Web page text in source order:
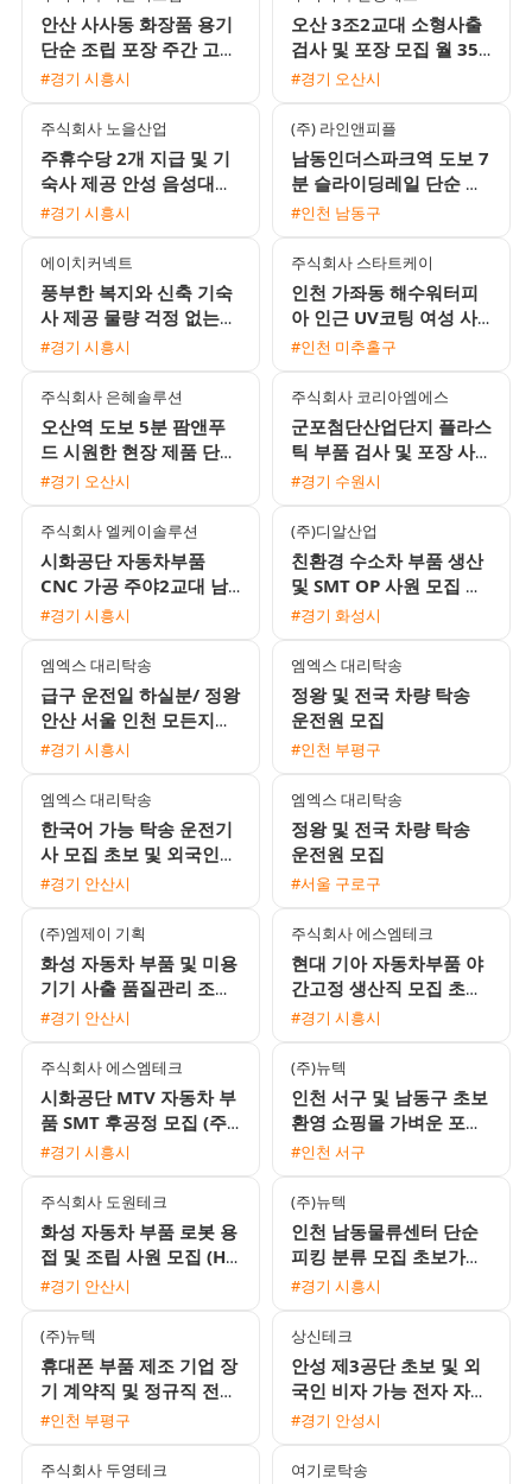
안산 사사동 화장품 용기
단순 조립 포장 주간 고정
사원 모집 일급 및 주급
#경기 시흥시
오산 3조2교대 소형사출
검사 및 포장 모집 월 350
만에서 370만원 이상 기
행
#경기 오산시
주식회사 노을산업
주휴수당 2개 지급 및 기
숙사 제공 안성 음성대소
생산직 채용 공고
#경기 시흥시
(주) 라인앤피플
남동인더스파크역 도보 7
분 슬라이딩레일 단순 생
산직 남녀 모집 냉난방 완
#인천 남동구
에이치커넥트
풍부한 복지와 신축 기숙
사 제공 물량 걱정 없는
전자부품 생산직 모집
#경기 시흥시
주식회사 스타트케이
인천 가좌동 해수워터피
아 인근 UV코팅 여성 사
원 모집 주급 및 가불 가
#인천 미추홀구
주식회사 은혜솔루션
오산역 도보 5분 팜앤푸
드 시원한 현장 제품 단순
포장 사원 모집 일급 10만
#경기 오산시
주식회사 코리아엠에스
군포첨단산업단지 플라스
틱 부품 검사 및 포장 사
원 모집 주급 정산 가능
#경기 수원시
주식회사 엘케이솔루션
시화공단 자동차부품
CNC 가공 주야2교대 남
성 사원 채용 월 350만원
#경기 시흥시
(주)디알산업
친환경 수소차 부품 생산
및 SMT OP 사원 모집 정
규직 전환 기회와 1인1실
#경기 화성시
엠엑스 대리탁송
급구 운전일 하실분/ 정왕
안산 서울 인천 모든지역
가능
#경기 시흥시
엠엑스 대리탁송
정왕 및 전국 차량 탁송
운전원 모집
#인천 부평구
엠엑스 대리탁송
한국어 가능 탁송 운전기
사 모집 초보 및 외국인
환영
#경기 안산시
엠엑스 대리탁송
정왕 및 전국 차량 탁송
운전원 모집
#서울 구로구
(주)엠제이 기획
화성 자동차 부품 및 미용
기기 사출 품질관리 조립
채용 안산 통근버스 운행
#경기 안산시
주식회사 에스엠테크
현대 기아 자동차부품 야
간고정 생산직 모집 초보
가능 통근버스 운행
#경기 시흥시
주식회사 에스엠테크
시화공단 MTV 자동차 부
품 SMT 후공정 모집 (주
간/야간 고정 선택 가능,
#경기 시흥시
(주)뉴텍
인천 서구 및 남동구 초보
환영 쇼핑몰 가벼운 포장
및 라벨 부착 단순 업무
#인천 서구
주식회사 도원테크
화성 자동차 부품 로봇 용
접 및 조립 사원 모집 (H2
비자 가능, 일당 및 가불
#경기 안산시
(주)뉴텍
인천 남동물류센터 단순
피킹 분류 모집 초보가능
익일지급 프로모션 진행
#경기 시흥시
(주)뉴텍
휴대폰 부품 제조 기업 장
기 계약직 및 정규직 전환
가능 채용
#인천 부평구
상신테크
안성 제3공단 초보 및 외
국인 비자 가능 전자 자동
차 부품 조립 검수 용접
#경기 안성시
주식회사 두영테크 여기로탁송